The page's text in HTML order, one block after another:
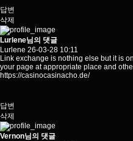
답변
삭제
Lurlene님의 댓글
Lurlene 26-03-28 10:11
Link exchange is nothing else but it is
your page at appropriate place and
https://casinocasinacho.de/
답변
삭제
Vernon님의 댓글